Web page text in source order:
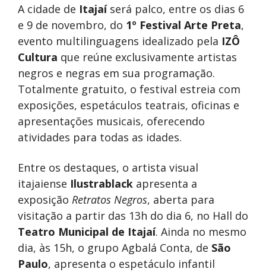
A cidade de Itajaíserá palco, entre os dias 6
e 9 de novembro, do 1º Festival Arte Preta,
evento multilinguagens idealizado pela IZÔ
Cultura que reúne exclusivamente artistas
negros e negras em sua programação.
Totalmente gratuito, o festival estreia com
exposições, espetáculos teatrais, oficinas e
apresentações musicais, oferecendo
atividades para todas as idades.
Entre os destaques, o artista visual
itajaiense Ilustrablack apresenta a
exposição Retratos Negros, aberta para
visitação a partir das 13h do dia 6, no Hall do
Teatro Municipal de Itajaí. Ainda no mesmo
dia, às 15h, o grupo Agbalá Conta, de São
Paulo, apresenta o espetáculo infantil